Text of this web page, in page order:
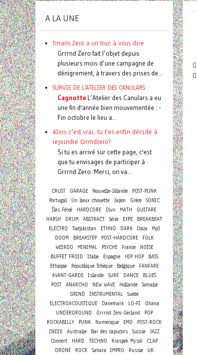
A LA UNE
Trrrans Zero a un truc à vous dire
Grrrnd Zero fait l’objet depuis
plusieurs mois d’une campagne de
dénigrement, à travers des prises de...
SURVIE DE L'ATELIER DES CANULARS
Cagnotte L’Atelier des Canulars a eu
une fin d'année bien mouvementée : -
Fin octobre le lieu a...
Alors c'est vrai, tu t'es enfin décidé à
rejoindre Grrrndzero?
Si tu es arrivé sur cette page, c'est
que tu envisages de participer à
Grrrnd Zero. Merci, on va...
CRUST GARAGE Nouvelle-Zélande
POST-PUNK
Portugal
Un lieux chouette Japon Grèce
SONIC
Îles Féroé
HARDCORE Divx MATH
GUITARE
HARSH
DRUM ABSTRACT Série EXPE
BREAKBEAT
ELECTRO
Tadjikistan ETHNO DARK Ibiza
Mp3
DOOM
BREAKSTEP POST-HARDCORE
FOLK
WEIRDO
MINIMAL PSYCHE France
NOISE
BUFFET FROID
Italie Espagne HIP HOP
BASS
Ethiopie
République Tchèque Belgique
FANFARE
AVANT-GARDE Islande SURF DANCE
BLUES
POST
ANARCHO NEW WAVE Hollande
Somalie
GRIND
INSTRUMENTAL Suède
ELECTROACOUSTIQUE
Danemark LO-FI
Ghana
UNDERGROUND
Grrrnd Zero Gerland
POP
ROCKABILLY
PUNK Numérique EMO
POST-ROCK
INDIE
Australie Bar des capucins Suisse JAZZ
Concert HARD TECHNO Kraspek Mysik
CLAP
DRONE
ROCK Sahara IMPRO Russie
UK